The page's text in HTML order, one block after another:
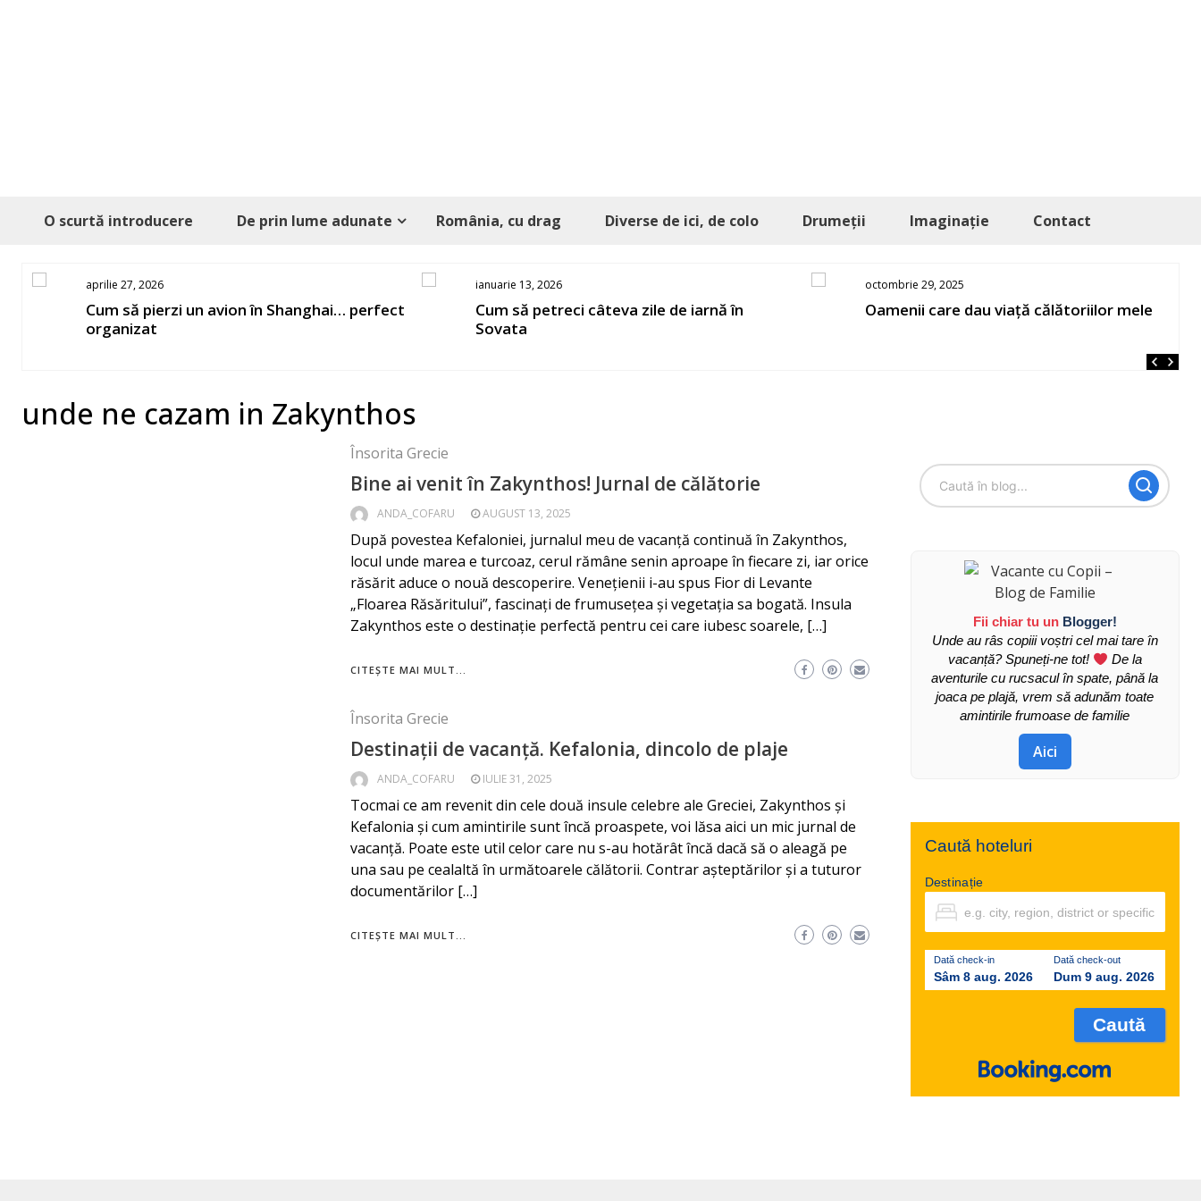
O scurtă introducere De prin lume adunate România, cu drag Diverse de ici, de colo Drumeții Imaginație Contact
aprilie 27, 2026
Cum să pierzi un avion în Shanghai… perfect
organizat
ianuarie 13, 2026
Cum să petreci câteva zile de iarnă în
octombrie 29, 2025
Oamenii care dau viață călătoriilor mele
unde ne cazam in Zakynthos
Însorita Grecie
Bine ai venit în Zakynthos! Jurnal de călătorie
ANDA_COFARU AUGUST 13, 2025
După povestea Kefaloniei, jurnalul meu de vacanță continuă în Zakynthos,
locul unde marea e turcoaz, cerul rămâne senin aproape în fiecare zi, iar orice
răsărit aduce o nouă descoperire. Venețienii i-au spus Fior di Levante
„Floarea Răsăritului”, fascinați de frumusețea și vegetația sa bogată. Insula
Zakynthos este o destinație perfectă pentru cei care iubesc soarele, […]
CITEȘTE MAI MULT...
Însorita Grecie
Destinații de vacanță. Kefalonia, dincolo de plaje
ANDA_COFARU IULIE 31, 2025
Tocmai ce am revenit din cele două insule celebre ale Greciei, Zakynthos și
Kefalonia și cum amintirile sunt încă proaspete, voi lăsa aici un mic jurnal de
vacanță. Poate este util celor care nu s-au hotărât încă dacă să o aleagă pe
una sau pe cealaltă în următoarele călătorii. Contrar așteptărilor și a tuturor
documentărilor […]
CITEȘTE MAI MULT...
Fii chiar tu un Blogger!
Unde au râs copiii voștri cel mai tare în
vacanță? Spuneți-ne tot!
De la
aventurile cu rucsacul în spate, până la
joaca pe plajă, vrem să adunăm toate
amintirile frumoase de familie
Aici
Caută hoteluri
Destinație
Dată check-in
Sâm 8 aug. 2026
Dată check-out
Dum 9 aug. 2026